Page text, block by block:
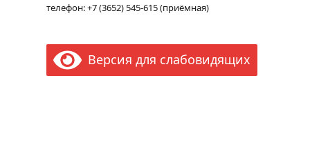
телефон: +7 (3652) 545-615 (приёмная)
Версия для слабовидящих